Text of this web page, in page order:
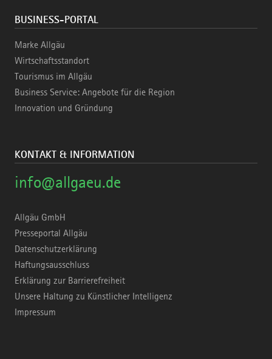
BUSINESS-PORTAL
Marke Allgäu
Wirtschaftsstandort
Tourismus im Allgäu
Business Service: Angebote für die Region
Innovation und Gründung
KONTAKT & INFORMATION
info@allgaeu.de
Allgäu GmbH
Presseportal Allgäu
Datenschutzerklärung
Haftungsausschluss
Erklärung zur Barrierefreiheit
Unsere Haltung zu Künstlicher Intelligenz
Impressum